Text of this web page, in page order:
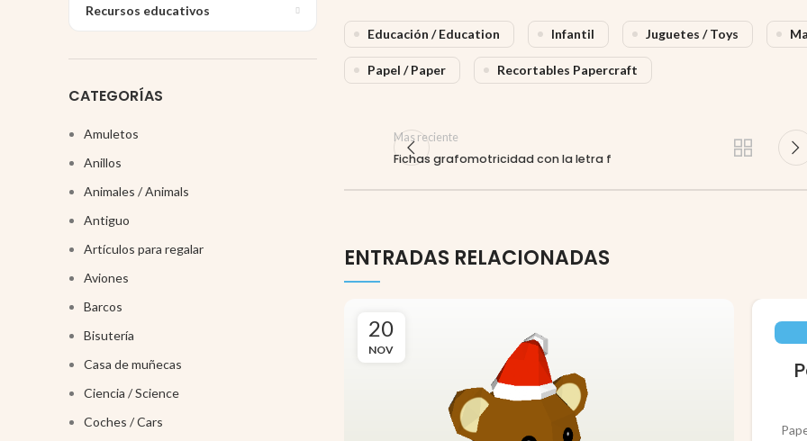
Educación / Education Infantil Juguetes / Toys
Papel / Paper Recortables Papercraft
Mas reciente
Fichas grafomotricidad con la letra f
ENTRADAS RELACIONADAS
20
NOV
Recursos educativos
CATEGORÍAS
Amuletos
Anillos
Animales / Animals
Antiguo
Artículos para regalar
Aviones
Barcos
Bisutería
Casa de muñecas
Ciencia / Science
Coches / Cars